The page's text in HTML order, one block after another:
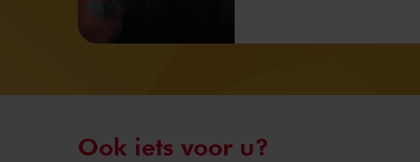
Ook iets voor u?